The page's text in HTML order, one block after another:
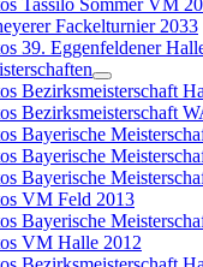
Tassilo Sommer VM
Fackelturnier 2033
39. Eggenfeldener
Bezirksmeisterschaft
Bezirksmeisterschaft
Bayerische
Bayerische
Bayerische
VM Feld 2013
Bayerische
VM Halle 2012